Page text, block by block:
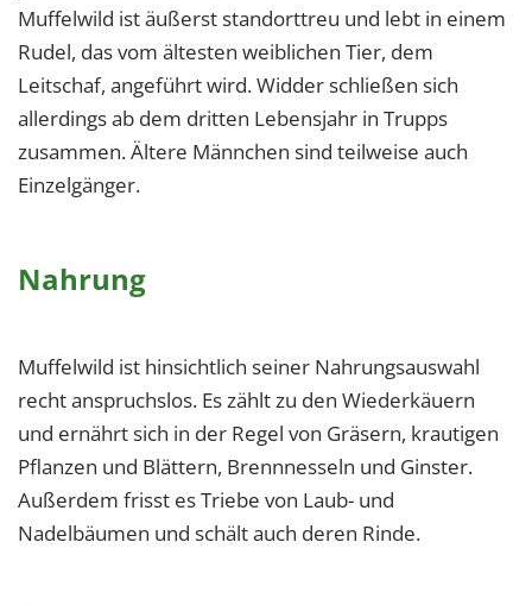
Muffelwild ist äußerst standorttreu und lebt in einem
Rudel, das vom ältesten weiblichen Tier, dem
Leitschaf, angeführt wird. Widder schließen sich
allerdings ab dem dritten Lebensjahr in Trupps
zusammen. Ältere Männchen sind teilweise auch
Einzelgänger.
Nahrung
Muffelwild ist hinsichtlich seiner Nahrungsauswahl
recht anspruchslos. Es zählt zu den Wiederkäuern
und ernährt sich in der Regel von Gräsern, krautigen
Pflanzen und Blättern, Brennnesseln und Ginster.
Außerdem frisst es Triebe von Laub- und
Nadelbäumen und schält auch deren Rinde.